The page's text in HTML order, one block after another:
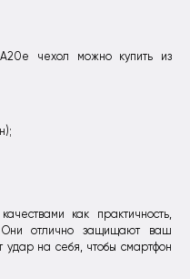
чехол можно купить из
как практичность,
Они отлично защищают ваш
на себя, чтобы смартфон